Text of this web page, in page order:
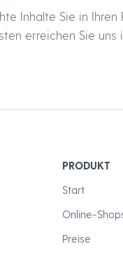
Inhalte Sie in
erreichen Sie uns
PRODUKT
Start
Online-
Preise